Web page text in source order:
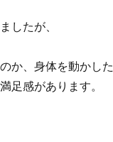
したが、
か、身体を動かした
足感があります。